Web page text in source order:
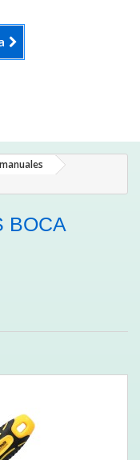
BOCA